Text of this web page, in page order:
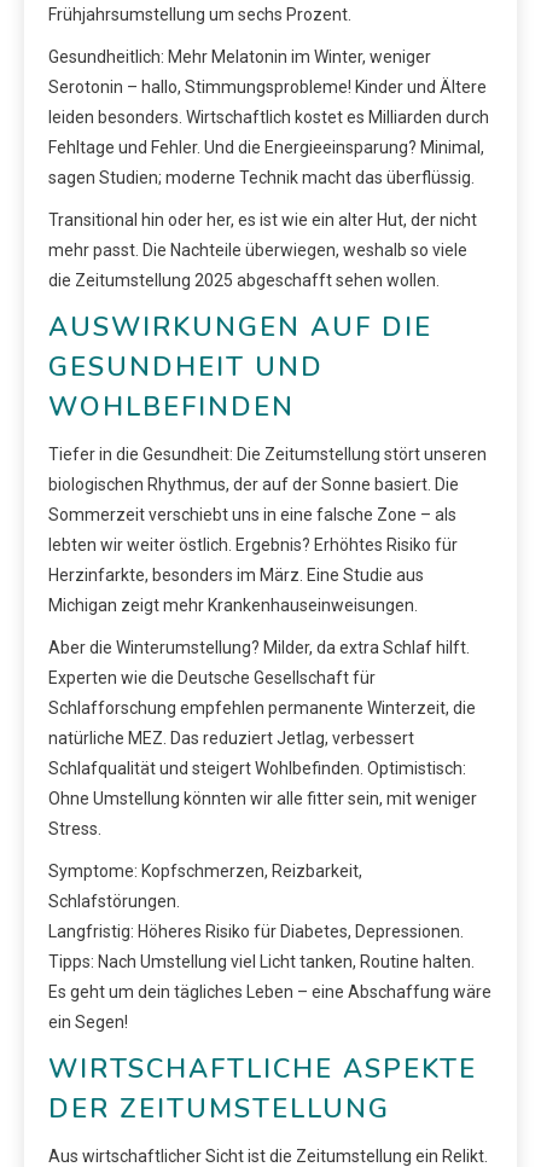
Frühjahrsumstellung um sechs Prozent.
Gesundheitlich: Mehr Melatonin im Winter, weniger
Serotonin – hallo, Stimmungsprobleme! Kinder und Ältere
leiden besonders. Wirtschaftlich kostet es Milliarden durch
Fehltage und Fehler. Und die Energieeinsparung? Minimal,
sagen Studien; moderne Technik macht das überflüssig.
Transitional hin oder her, es ist wie ein alter Hut, der nicht
mehr passt. Die Nachteile überwiegen, weshalb so viele
die Zeitumstellung 2025 abgeschafft sehen wollen.
AUSWIRKUNGEN AUF DIE
GESUNDHEIT UND
WOHLBEFINDEN
Tiefer in die Gesundheit: Die Zeitumstellung stört unseren
biologischen Rhythmus, der auf der Sonne basiert. Die
Sommerzeit verschiebt uns in eine falsche Zone – als
lebten wir weiter östlich. Ergebnis? Erhöhtes Risiko für
Herzinfarkte, besonders im März. Eine Studie aus
Michigan zeigt mehr Krankenhauseinweisungen.
Aber die Winterumstellung? Milder, da extra Schlaf hilft.
Experten wie die Deutsche Gesellschaft für
Schlafforschung empfehlen permanente Winterzeit, die
natürliche MEZ. Das reduziert Jetlag, verbessert
Schlafqualität und steigert Wohlbefinden. Optimistisch:
Ohne Umstellung könnten wir alle fitter sein, mit weniger
Stress.
Symptome: Kopfschmerzen, Reizbarkeit,
Schlafstörungen.
Langfristig: Höheres Risiko für Diabetes, Depressionen.
Tipps: Nach Umstellung viel Licht tanken, Routine halten.
Es geht um dein tägliches Leben – eine Abschaffung wäre
ein Segen!
WIRTSCHAFTLICHE ASPEKTE
DER ZEITUMSTELLUNG
Aus wirtschaftlicher Sicht ist die Zeitumstellung ein Relikt.